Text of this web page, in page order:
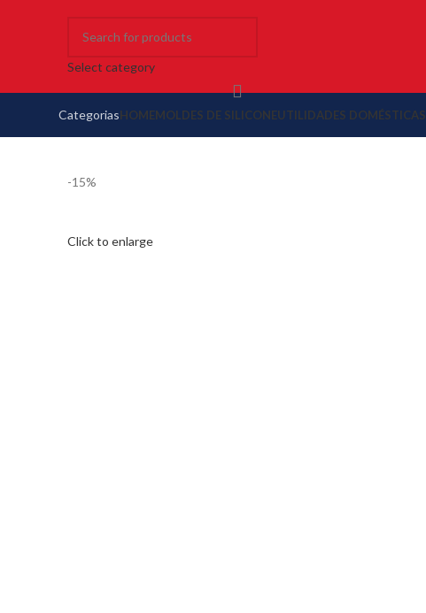
Select category
CategoriasHOMEMOLDES DE SILICONEUTILIDADES DOMÉSTICAS
-15%
Click to enlarge